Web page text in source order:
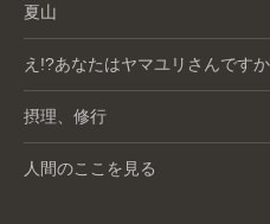
夏山
え!?あなたはヤマユリさんですか
摂理、修行
人間のここを見る